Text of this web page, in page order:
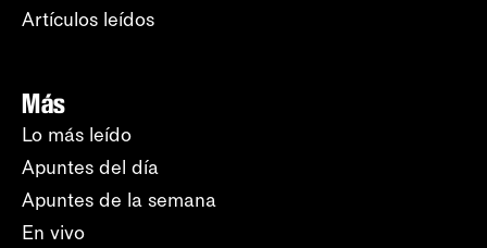
Artículos leídos
Más
Lo más leído
Apuntes del día
Apuntes de la semana
En vivo